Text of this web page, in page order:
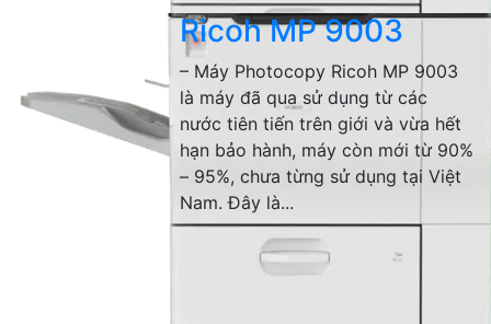
Ricoh MP 9003
– Máy Photocopy Ricoh MP 9003
là máy đã qua sử dụng từ các
nước tiên tiến trên giới và vừa hết
hạn bảo hành, máy còn mới từ 90%
– 95%, chưa từng sử dụng tại Việt
Nam. Đây là...